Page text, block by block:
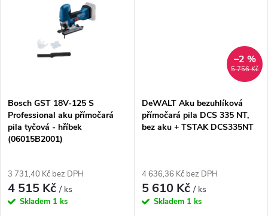
Bosch GST 18V-125 S
Professional aku přímočará
pila tyčová - hříbek
(06015B2001)
3 731,40 Kč bez DPH
4 515 Kč/ ks
Skladem 1 ks
5 756 Kč
–2 %
DeWALT Aku bezuhlíková
přímočará pila DCS 335 NT,
bez aku + TSTAK DCS335NT
4 636,36 Kč bez DPH
5 610 Kč/ ks
Skladem 1 ks